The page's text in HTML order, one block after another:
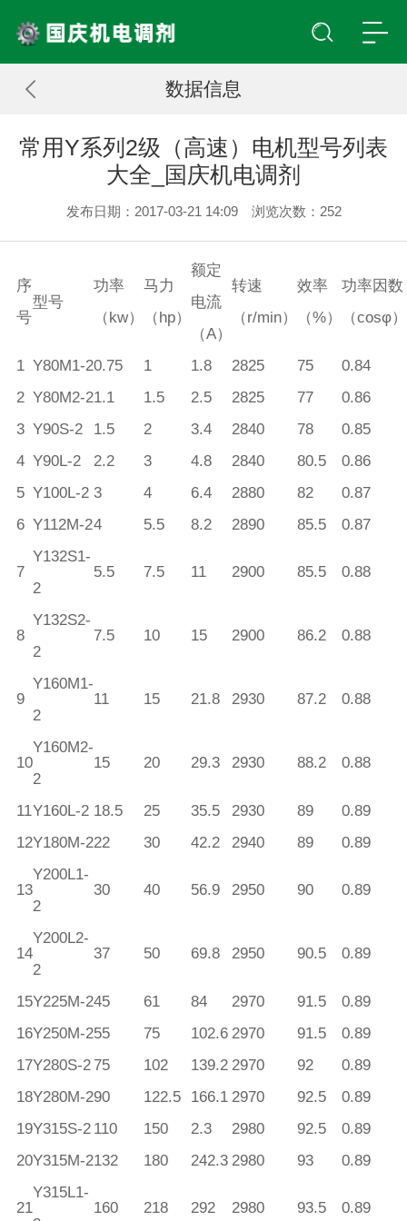
数据信息
常用Y系列2级（高速）电机型号列表
大全_国庆机电调剂
发布日期：2017-03-21 14:09 浏览次数： 252
序
号
型号
功率
（kw）
马力
（hp）
额定
电流
（A）
转速
（r/min）
效率
（%）
功率因数
（cosφ）
1 Y80M1-20.75 1 1.8 2825 75 0.84
2 Y80M2-21.1 1.5 2.5 2825 77 0.86
3 Y90S-2 1.5 2 3.4 2840 78 0.85
4 Y90L-2 2.2 3 4.8 2840 80.5 0.86
5 Y100L-2 3 4 6.4 2880 82 0.87
6 Y112M-24 5.5 8.2 2890 85.5 0.87
7
Y132S1-
2
5.5 7.5 11 2900 85.5 0.88
8
Y132S2-
2
7.5 10 15 2900 86.2 0.88
9
Y160M1-
2
11 15 21.8 2930 87.2 0.88
10
Y160M2-
2
15 20 29.3 2930 88.2 0.88
11Y160L-2 18.5 25 35.5 2930 89 0.89
12Y180M-222 30 42.2 2940 89 0.89
13
Y200L1-
2
30 40 56.9 2950 90 0.89
14
Y200L2-
2
37 50 69.8 2950 90.5 0.89
15Y225M-245 61 84 2970 91.5 0.89
16Y250M-255 75 102.6 2970 91.5 0.89
17Y280S-2 75 102 139.2 2970 92 0.89
18Y280M-290 122.5 166.1 2970 92.5 0.89
19Y315S-2 110 150 2.3 2980 92.5 0.89
20Y315M-2132 180 242.3 2980 93 0.89
21
Y315L1-
160 218 292 2980 93.5 0.89